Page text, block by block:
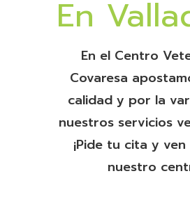
En
En el Centro
Covaresa
calidad y por la
nuestros servicios
¡Pide tu cita y
nuestro